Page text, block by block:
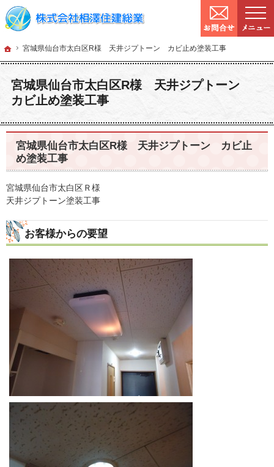
ホーム
宮城県仙台市太白区R様 天井ジプトーン カビ止め塗装工事
宮城県仙台市太白区R様 天井ジプトーン
カビ止め塗装工事
確かな技術と信頼。宮城県仙台市の塗装・リフォームを手がける工務店なら当社へ
宮城県仙台市の塗装・リフォームなら工務店の相澤住建総業
宮城県仙台市太白区R様 天井ジプトーン カビ止
め塗装工事
宮城県仙台市太白区Ｒ様
天井ジプトーン塗装工事
お客様からの要望
ホーム宮城県仙台市